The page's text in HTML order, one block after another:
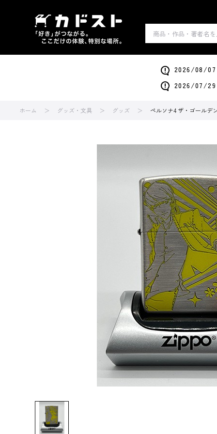
2026/08/07
2026/07/29
ホーム グッズ・文具 グッズ ペルソナ4 ザ・ゴールデ